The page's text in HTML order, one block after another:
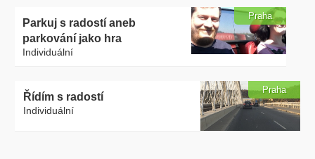
Parkuj s radostí aneb
parkování jako hra
Individuální
Praha
Řídím s radostí
Individuální
Praha